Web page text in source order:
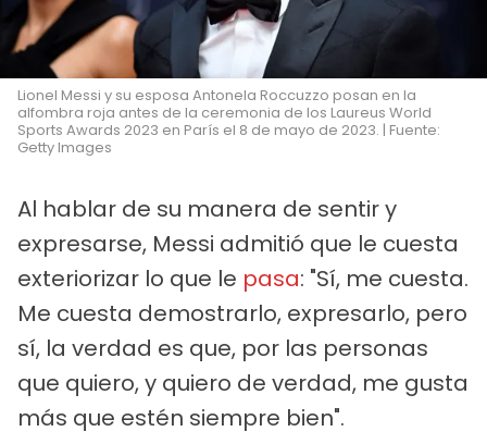
Lionel Messi y su esposa Antonela Roccuzzo posan en la
alfombra roja antes de la ceremonia de los Laureus World
Sports Awards 2023 en París el 8 de mayo de 2023. | Fuente:
Getty Images
Al hablar de su manera de sentir y
expresarse, Messi admitió que le cuesta
exteriorizar lo que le pasa: "Sí, me cuesta.
Me cuesta demostrarlo, expresarlo, pero
sí, la verdad es que, por las personas
que quiero, y quiero de verdad, me gusta
más que estén siempre bien".